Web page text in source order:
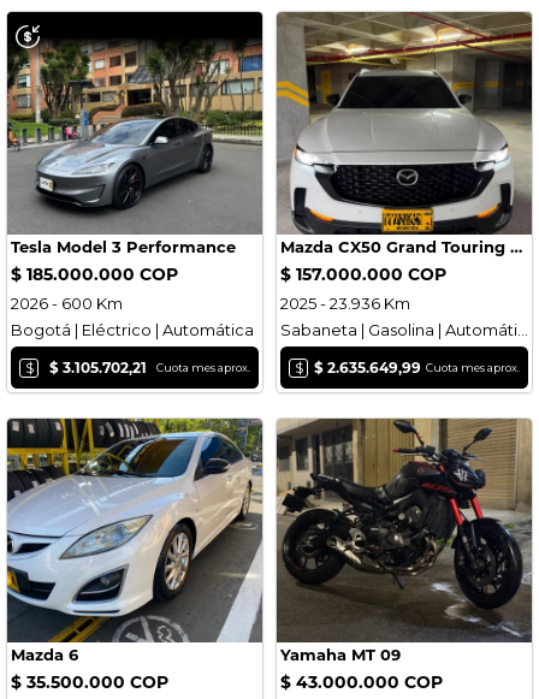
Tesla Model 3 Performance
$ 185.000.000 COP
2026 - 600 Km
Bogotá | Eléctrico | Automática
$ $ 3.105.702,21 Cuota mes aprox.
Mazda CX50 Grand Touring AWD
$ 157.000.000 COP
2025 - 23.936 Km
$ $ 2.635.649,99 Cuota mes aprox.
Mazda 6
$ 35.500.000 COP
Yamaha MT 09
$ 43.000.000 COP